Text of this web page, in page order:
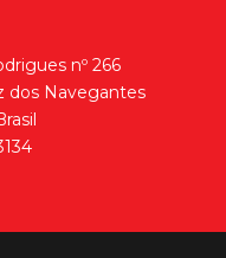
nº 266
dos Navegantes